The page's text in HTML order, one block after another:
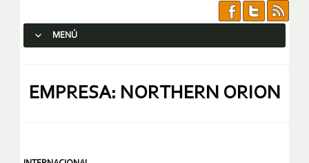
MENÚ
EMPRESA: NORTHERN ORION